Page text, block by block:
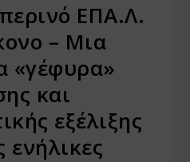
ΕΠΑ.Λ.
– Μια
«γέφυρα»
και
εξέλιξης
ενήλικες